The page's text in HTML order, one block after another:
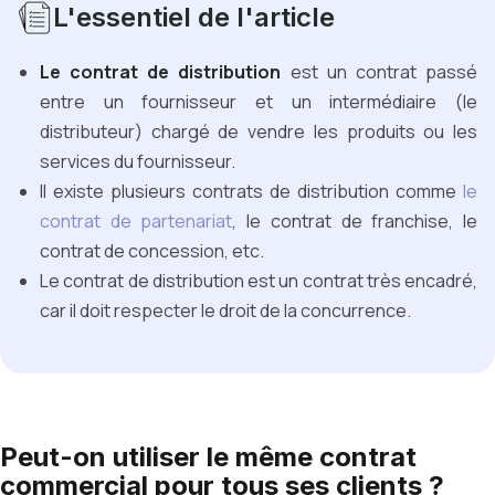
L'essentiel de l'article
Le contrat de distribution est un contrat passé
entre un fournisseur et un intermédiaire (le
distributeur) chargé de vendre les produits ou les
services du fournisseur.
Il existe plusieurs contrats de distribution comme le
contrat de partenariat, le contrat de franchise, le
contrat de concession, etc.
Le contrat de distribution est un contrat très encadré,
car il doit respecter le droit de la concurrence.
Peut-on utiliser le même contrat
commercial pour tous ses clients ?